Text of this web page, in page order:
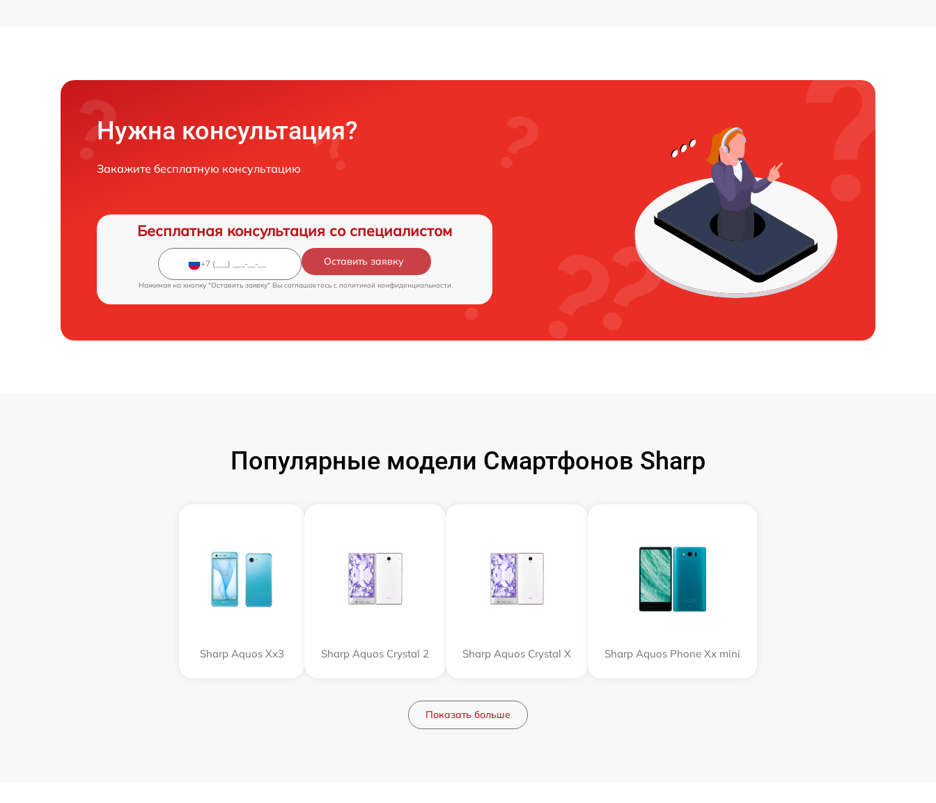
Нужна консультация?
Закажите бесплатную консультацию
Бесплатная консультация со специалистом
Оставить заявку
Нажимая на кнопку "Оставить заявку" Вы соглашаетесь c политикой конфиденциальности
Популярные модели Смартфонов Sharp
Sharp Aquos Xx3 Sharp Aquos Crystal 2 Sharp Aquos Crystal X Sharp Aquos Phone Xx mini
Показать больше